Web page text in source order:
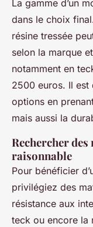
La gamme d’un
dans le choix
résine tressée
selon la marque
notamment en
2500 euros. Il
options en
mais aussi la
Rechercher
raisonnable
Pour bénéficier
privilégiez des
résistance aux
teck ou encore la